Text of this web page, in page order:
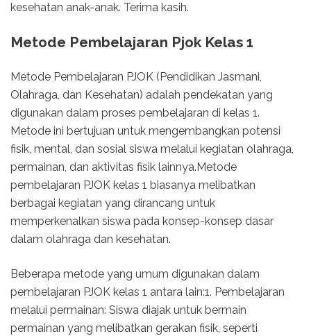
kesehatan anak-anak. Terima kasih.
Metode Pembelajaran Pjok Kelas 1
Metode Pembelajaran PJOK (Pendidikan Jasmani,
Olahraga, dan Kesehatan) adalah pendekatan yang
digunakan dalam proses pembelajaran di kelas 1.
Metode ini bertujuan untuk mengembangkan potensi
fisik, mental, dan sosial siswa melalui kegiatan olahraga,
permainan, dan aktivitas fisik lainnya.Metode
pembelajaran PJOK kelas 1 biasanya melibatkan
berbagai kegiatan yang dirancang untuk
memperkenalkan siswa pada konsep-konsep dasar
dalam olahraga dan kesehatan.
Beberapa metode yang umum digunakan dalam
pembelajaran PJOK kelas 1 antara lain:1. Pembelajaran
melalui permainan: Siswa diajak untuk bermain
permainan yang melibatkan gerakan fisik, seperti